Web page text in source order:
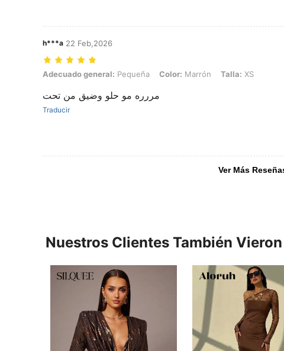
h***a 22 Feb,2026
Adecuado general: Pequeña, Color: Marrón, Talla: XS
Adecuado general: Pequeña Color: Marrón Talla: XS
مررره مو حلو وضيق من تحت
Traducir
Ver Más
Nuestros Clientes También Vieron